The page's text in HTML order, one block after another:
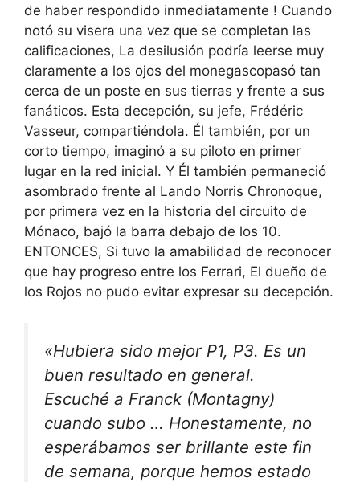
de haber respondido inmediatamente ! Cuando
notó su visera una vez que se completan las
calificaciones, La desilusión podría leerse muy
claramente a los ojos del monegascopasó tan
cerca de un poste en sus tierras y frente a sus
fanáticos. Esta decepción, su jefe, Frédéric
Vasseur, compartiéndola. Él también, por un
corto tiempo, imaginó a su piloto en primer
lugar en la red inicial. Y Él también permaneció
asombrado frente al Lando Norris Chronoque,
por primera vez en la historia del circuito de
Mónaco, bajó la barra debajo de los 10.
ENTONCES, Si tuvo la amabilidad de reconocer
que hay progreso entre los Ferrari, El dueño de
los Rojos no pudo evitar expresar su decepción.
«Hubiera sido mejor P1, P3. Es un
buen resultado en general.
Escuché a Franck (Montagny)
cuando subo … Honestamente, no
esperábamos ser brillante este fin
de semana, porque hemos estado